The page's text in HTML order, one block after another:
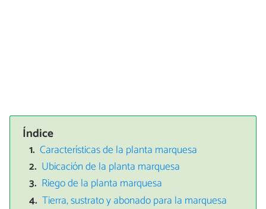
Índice
Características de la planta marquesa
Ubicación de la planta marquesa
Riego de la planta marquesa
Tierra, sustrato y abonado para la marquesa